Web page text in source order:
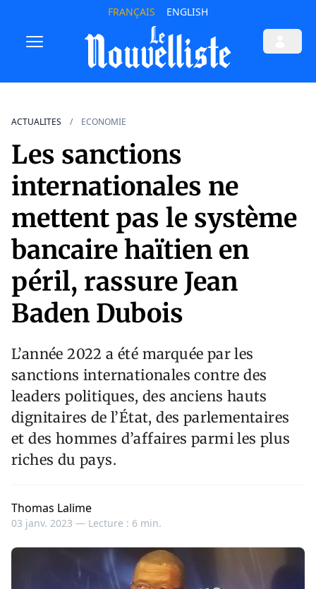
FRANÇAIS ENGLISH
ACTUALITES ECONOMIE
Les sanctions
internationales ne
mettent pas le système
bancaire haïtien en
péril, rassure Jean
Baden Dubois
L’année 2022 a été marquée par les
sanctions internationales contre des
leaders politiques, des anciens hauts
dignitaires de l’État, des parlementaires
et des hommes d’affaires parmi les plus
riches du pays.
Thomas Lalime
03 janv. 2023 — Lecture : 6 min.